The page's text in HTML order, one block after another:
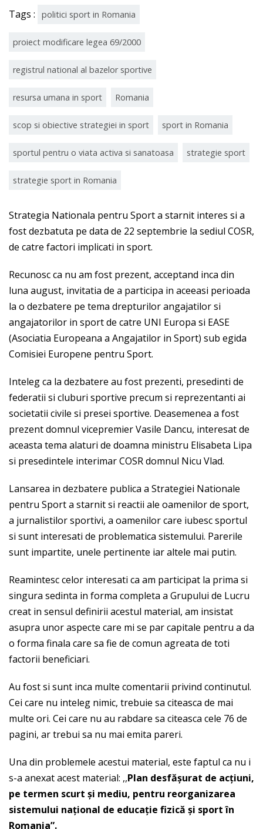
Tags : politici sport in Romania
proiect modificare legea 69/2000
registrul national al bazelor sportive
resursa umana in sport Romania
scop si obiective strategiei in sport sport in Romania
sportul pentru o viata activa si sanatoasa strategie sport
strategie sport in Romania
Strategia Nationala pentru Sport a starnit interes si a
fost dezbatuta pe data de 22 septembrie la sediul COSR,
de catre factori implicati in sport.
Recunosc ca nu am fost prezent, acceptand inca din
luna august, invitatia de a participa in aceeasi perioada
la o dezbatere pe tema drepturilor angajatilor si
angajatorilor in sport de catre UNI Europa si EASE
(Asociatia Europeana a Angajatilor in Sport) sub egida
Comisiei Europene pentru Sport.
Inteleg ca la dezbatere au fost prezenti, presedinti de
federatii si cluburi sportive precum si reprezentanti ai
societatii civile si presei sportive. Deasemenea a fost
prezent domnul vicepremier Vasile Dancu, interesat de
aceasta tema alaturi de doamna ministru Elisabeta Lipa
si presedintele interimar COSR domnul Nicu Vlad.
Lansarea in dezbatere publica a Strategiei Nationale
pentru Sport a starnit si reactii ale oamenilor de sport,
a jurnalistilor sportivi, a oamenilor care iubesc sportul
si sunt interesati de problematica sistemului. Parerile
sunt impartite, unele pertinente iar altele mai putin.
Reamintesc celor interesati ca am participat la prima si
singura sedinta in forma completa a Grupului de Lucru
creat in sensul definirii acestul material, am insistat
asupra unor aspecte care mi se par capitale pentru a da
o forma finala care sa fie de comun agreata de toti
factorii beneficiari.
Au fost si sunt inca multe comentarii privind continutul.
Cei care nu inteleg nimic, trebuie sa citeasca de mai
multe ori. Cei care nu au rabdare sa citeasca cele 76 de
pagini, ar trebui sa nu mai emita pareri.
Una din problemele acestui material, este faptul ca nu i
s-a anexat acest material: ,,Plan desfășurat de acţiuni,
pe termen scurt și mediu, pentru reorganizarea
sistemului naţional de educaţie fizică și sport în
Romania”.